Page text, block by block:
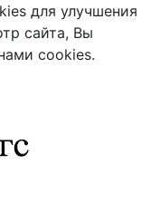
для улучшения
сайта, Вы
cookies.